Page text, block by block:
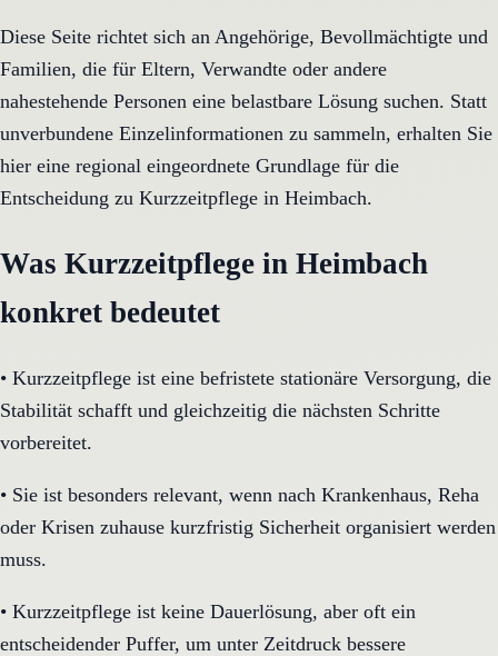
Diese Seite richtet sich an Angehörige, Bevollmächtigte und
Familien, die für Eltern, Verwandte oder andere
nahestehende Personen eine belastbare Lösung suchen. Statt
unverbundene Einzelinformationen zu sammeln, erhalten Sie
hier eine regional eingeordnete Grundlage für die
Entscheidung zu Kurzzeitpflege in Heimbach.
Was Kurzzeitpflege in Heimbach
konkret bedeutet
• Kurzzeitpflege ist eine befristete stationäre Versorgung, die
Stabilität schafft und gleichzeitig die nächsten Schritte
vorbereitet.
• Sie ist besonders relevant, wenn nach Krankenhaus, Reha
oder Krisen zuhause kurzfristig Sicherheit organisiert werden
muss.
• Kurzzeitpflege ist keine Dauerlösung, aber oft ein
entscheidender Puffer, um unter Zeitdruck bessere